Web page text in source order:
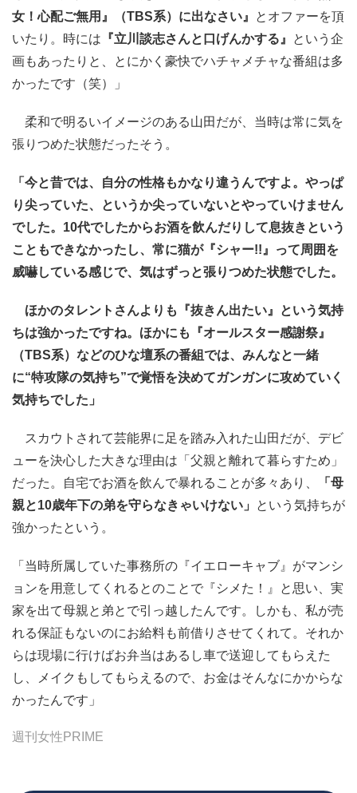
女！心配ご無用』（TBS系）に出なさい』
とオファーを頂
いたり。時には 『立川談志さんと口げんかする』
という企
画もあったりと、とにかく豪快でハチャメチャな番組は多
かったです（笑）」
柔和で明るいイメージのある山田だが、当時は常に気を
張りつめた状態だったそう。
「今と昔では、自分の性格もかなり違うんですよ。やっぱ
り尖っていた、というか尖っていないとやっていけません
でした。10代でしたからお酒を飲んだりして息抜きという
こともできなかったし、常に猫が『シャー!!』って周囲を
威嚇している感じで、気はずっと張りつめた状態でした。
ほかのタレントさんよりも『抜きん出たい』という気持
ちは強かったですね。ほかにも『オールスター感謝祭』
（TBS系）などのひな壇系の番組では、みんなと一緒
に“特攻隊の気持ち”で覚悟を決めてガンガンに攻めていく
気持ちでした」
スカウトされて芸能界に足を踏み入れた山田だが、デビ
ューを決心した大きな理由は「父親と離れて暮らすため」
だった。自宅でお酒を飲んで暴れることが多々あり、
「母
親と10歳年下の弟を守らなきゃいけない」
という気持ちが
強かったという。
「当時所属していた事務所の『イエローキャブ』がマンシ
ョンを用意してくれるとのことで『シメた！』と思い、実
家を出て母親と弟とで引っ越したんです。しかも、私が売
れる保証もないのにお給料も前借りさせてくれて。それか
らは現場に行けばお弁当はあるし車で送迎してもらえた
し、メイクもしてもらえるので、お金はそんなにかからな
かったんです」
週刊女性PRIME